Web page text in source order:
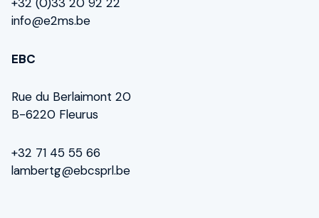
info@e2ms.be
EBC
Rue du Berlaimont 20
B-6220 Fleurus
+32 71 45 55 66
lambertg@ebcsprl.be